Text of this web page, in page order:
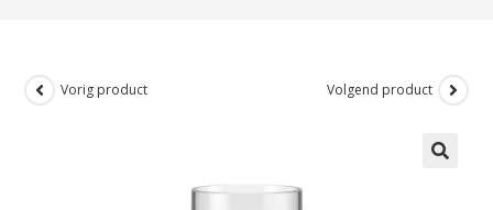
Vorig product Volgend product